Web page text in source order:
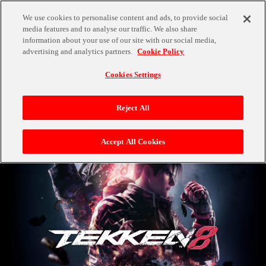
TOP
MOVIE
CHARACTER
BATTLE
OFFICIAL
LANGUAGE
We use cookies to personalise content and ads, to provide social
media features and to analyse our traffic. We also share
information about your use of our site with our social media,
advertising and analytics partners. Cookie Policy
Cookies Settings
Reject All
Accept All Cookies